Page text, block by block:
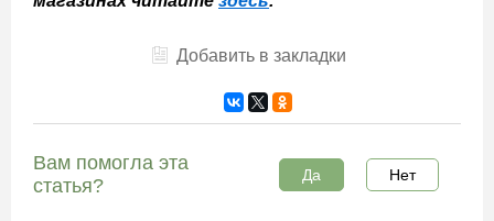
Добавить в закладки
Вам помогла эта
статья?
Да Нет